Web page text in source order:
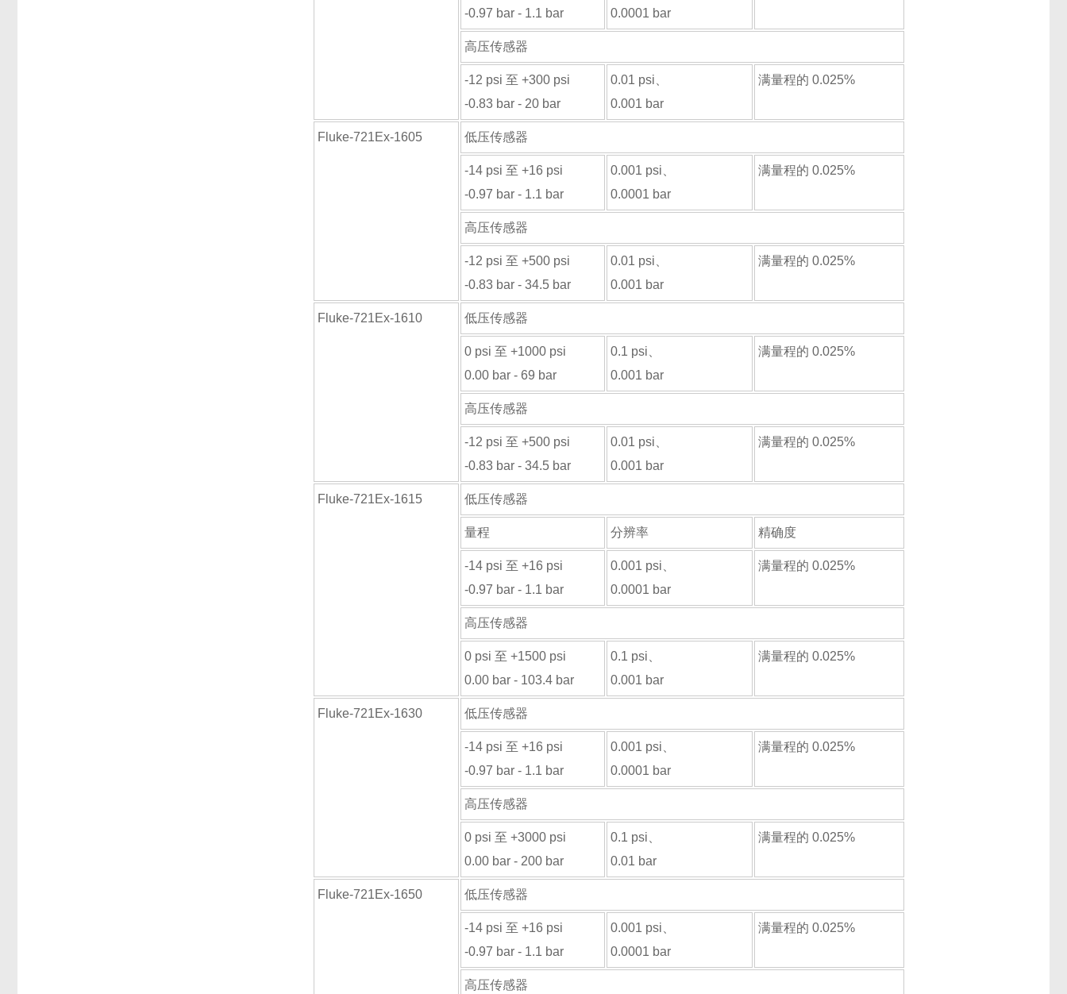
-0.97 bar - 1.1 bar
0.0001 bar
高压传感器
-12 psi 至 +300 psi
-0.83 bar - 20 bar
0.01 psi、
0.001 bar
满量程的 0.025%
Fluke-721Ex-1605 低压传感器
-14 psi 至 +16 psi
-0.97 bar - 1.1 bar
0.001 psi、
0.0001 bar
满量程的 0.025%
高压传感器
-12 psi 至 +500 psi
-0.83 bar - 34.5 bar
0.01 psi、
0.001 bar
满量程的 0.025%
Fluke-721Ex-1610 低压传感器
0 psi 至 +1000 psi
0.00 bar - 69 bar
0.1 psi、
0.001 bar
满量程的 0.025%
高压传感器
-12 psi 至 +500 psi
-0.83 bar - 34.5 bar
0.01 psi、
0.001 bar
满量程的 0.025%
Fluke-721Ex-1615 低压传感器
量程 分辨率 精确度
-14 psi 至 +16 psi
-0.97 bar - 1.1 bar
0.001 psi、
0.0001 bar
满量程的 0.025%
高压传感器
0 psi 至 +1500 psi
0.00 bar - 103.4 bar
0.1 psi、
0.001 bar
满量程的 0.025%
Fluke-721Ex-1630 低压传感器
-14 psi 至 +16 psi
-0.97 bar - 1.1 bar
0.001 psi、
0.0001 bar
满量程的 0.025%
高压传感器
0 psi 至 +3000 psi
0.00 bar - 200 bar
0.1 psi、
0.01 bar
满量程的 0.025%
Fluke-721Ex-1650 低压传感器
-14 psi 至 +16 psi
-0.97 bar - 1.1 bar
0.001 psi、
0.0001 bar
满量程的 0.025%
高压传感器